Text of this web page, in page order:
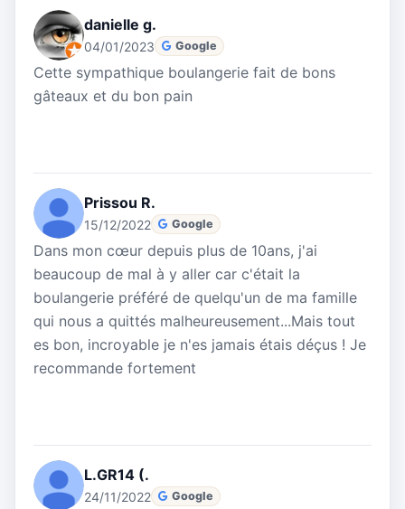
danielle g.
04/01/2023 Google
Cette sympathique boulangerie fait de bons
gâteaux et du bon pain
Prissou R.
15/12/2022 Google
Dans mon cœur depuis plus de 10ans, j'ai
beaucoup de mal à y aller car c'était la
boulangerie préféré de quelqu'un de ma famille
qui nous a quittés malheureusement...Mais tout
es bon, incroyable je n'es jamais étais déçus ! Je
recommande fortement
L.GR14 (.
24/11/2022 Google